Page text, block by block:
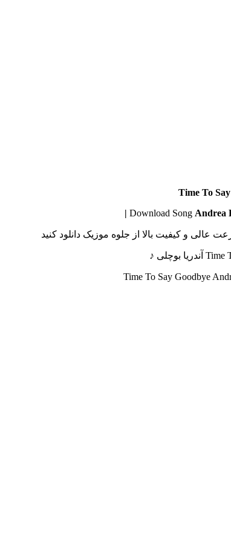
Andrea
عالی و کیفیت بالا از جلوه موزیک دانلود کنید